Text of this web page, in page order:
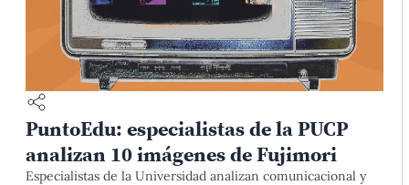
PuntoEdu: especialistas de la PUCP
analizan 10 imágenes de Fujimori
Especialistas de la Universidad analizan comunicacional y